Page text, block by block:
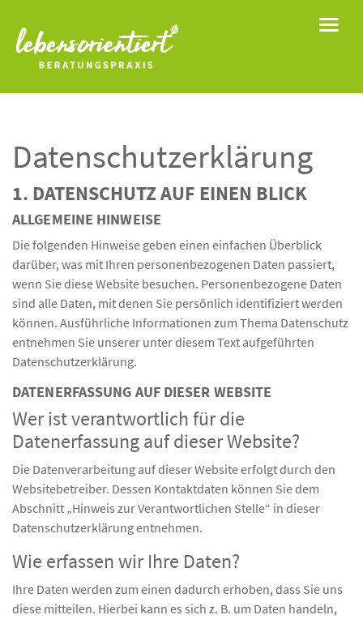
Datenschutz­erklärung
1. DATENSCHUTZ AUF EINEN BLICK
ALLGEMEINE HINWEISE
Die folgenden Hinweise geben einen einfachen Überblick
darüber, was mit Ihren personenbezogenen Daten passiert,
wenn Sie diese Website besuchen. Personenbezogene Daten
sind alle Daten, mit denen Sie persönlich identifiziert werden
können. Ausführliche Informationen zum Thema Datenschutz
entnehmen Sie unserer unter diesem Text aufgeführten
Datenschutzerklärung.
DATENERFASSUNG AUF DIESER WEBSITE
Wer ist verantwortlich für die
Datenerfassung auf dieser Website?
Die Datenverarbeitung auf dieser Website erfolgt durch den
Websitebetreiber. Dessen Kontaktdaten können Sie dem
Abschnitt „Hinweis zur Verantwortlichen Stelle“ in dieser
Datenschutzerklärung entnehmen.
Wie erfassen wir Ihre Daten?
Ihre Daten werden zum einen dadurch erhoben, dass Sie uns
diese mitteilen. Hierbei kann es sich z. B. um Daten handeln,